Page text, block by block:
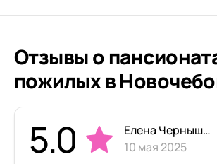
Отзывы о
пожилых в
5.0
Елена Чернышова
10 мая 2025